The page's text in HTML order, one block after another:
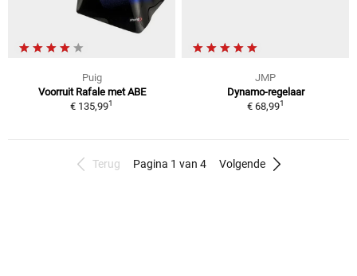
Puig
Voorruit Rafale met ABE
€ 135,991
JMP
Dynamo-regelaar
€ 68,991
Terug Pagina 1 van 4 Volgende